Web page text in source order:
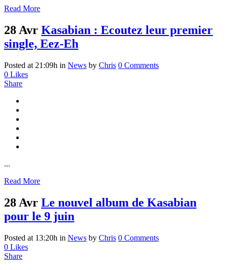
Read More
28 Avr Kasabian : Ecoutez leur premier
single, Eez-Eh
Posted at 21:09h in News by Chris 0 Comments
0 Likes
Share
...
Read More
28 Avr Le nouvel album de Kasabian
pour le 9 juin
Posted at 13:20h in News by Chris 0 Comments
0 Likes
Share